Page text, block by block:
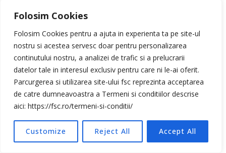
Folosim Cookies
Folosim Cookies pentru a ajuta in experienta ta pe site-ul
nostru si acestea servesc doar pentru personalizarea
continutului nostru, a analizei de trafic si a prelucrarii
datelor tale in interesul exclusiv pentru care ni le-ai oferit.
Parcurgerea si utilizarea site-ului fsc reprezinta acceptarea
de catre dumneavoastra a Termeni si conditiilor descrise
aici: https://fsc.ro/termeni-si-conditii/
Customize Reject All Accept All